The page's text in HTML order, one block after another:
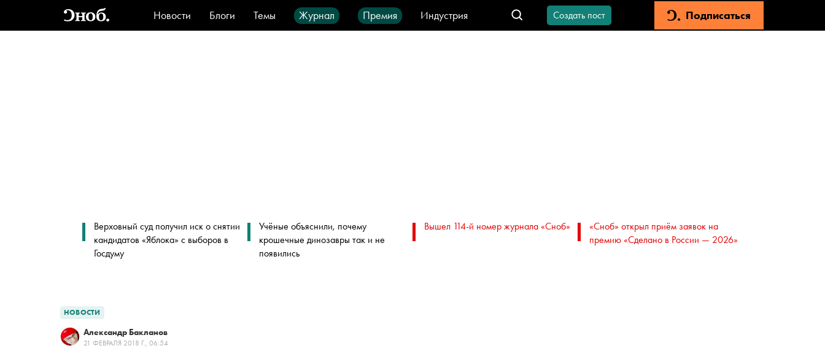
Новости Блоги Темы Журнал Премия
Индустрия
Стиль
Видео Город IT-продукты
Создать пост Подписаться
Верховный суд получил иск о снятии
кандидатов «Яблока» с выборов в
Госдуму
Учёные объяснили, почему
крошечные динозавры так и не
появились
Вышел 114-й номер журнала «Сноб»
«Сноб» открыл приём заявок на
премию «Сделано в России — 2026»
НОВОСТИ
Александр Бакланов
21 ФЕВРАЛЯ 2018 Г., 06:54